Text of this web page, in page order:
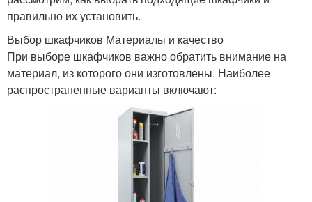
правильно их установить.
Выбор шкафчиков Материалы и качество
При выборе шкафчиков важно обратить внимание на
материал, из которого они изготовлены. Наиболее
распространенные варианты включают: